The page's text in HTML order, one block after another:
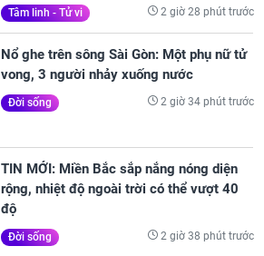
Tâm linh - Tử vi 2 giờ 28 phút trước
Nổ ghe trên sông Sài Gòn: Một phụ nữ tử
vong, 3 người nhảy xuống nước
Đời sống 2 giờ 34 phút trước
TIN MỚI: Miền Bắc sắp nắng nóng diện
rộng, nhiệt độ ngoài trời có thể vượt 40
độ
Đời sống 2 giờ 38 phút trước